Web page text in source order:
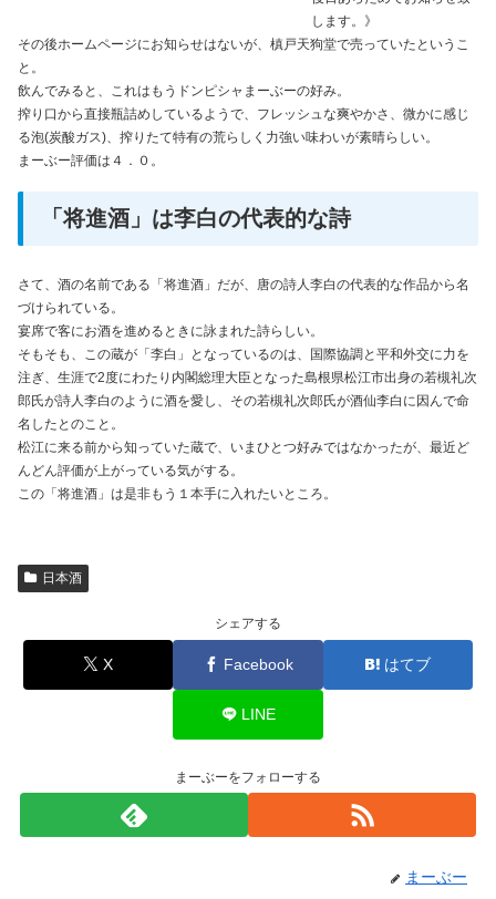
します。》
その後ホームページにお知らせはないが、槙戸天狗堂で売っていたというこ
と。
飲んでみると、これはもうドンピシャまーぶーの好み。
搾り口から直接瓶詰めしているようで、フレッシュな爽やかさ、微かに感じ
る泡(炭酸ガス)、搾りたて特有の荒らしく力強い味わいが素晴らしい。
まーぶー評価は４．０。
「将進酒」は李白の代表的な詩
さて、酒の名前である「将進酒」だが、唐の詩人李白の代表的な作品から名
づけられている。
宴席で客にお酒を進めるときに詠まれた詩らしい。
そもそも、この蔵が「李白」となっているのは、国際協調と平和外交に力を
注ぎ、生涯で2度にわたり内閣総理大臣となった島根県松江市出身の若槻礼次
郎氏が詩人李白のように酒を愛し、その若槻礼次郎氏が酒仙李白に因んで命
名したとのこと。
松江に来る前から知っていた蔵で、いまひとつ好みではなかったが、最近ど
んどん評価が上がっている気がする。
この「将進酒」は是非もう１本手に入れたいところ。
日本酒
シェアする
X Facebook はてブ
LINE
まーぶーをフォローする
まーぶー